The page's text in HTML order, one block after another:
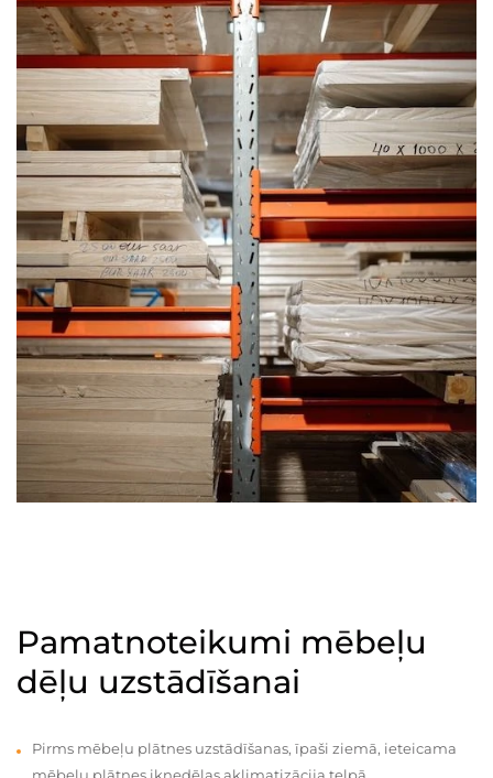
Pamatnoteikumi mēbeļu
dēļu uzstādīšanai
Pirms mēbeļu plātnes uzstādīšanas, īpaši ziemā, ieteicama